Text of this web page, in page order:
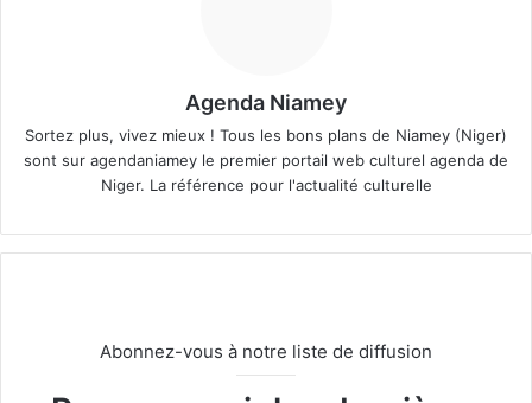
Agenda Niamey
Sortez plus, vivez mieux ! Tous les bons plans de Niamey (Niger)
sont sur agendaniamey le premier portail web culturel agenda de
Niger. La référence pour l'actualité culturelle
Abonnez-vous à notre liste de diffusion